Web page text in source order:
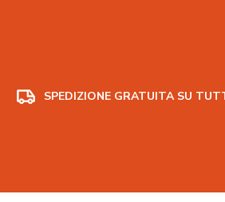
SPEDIZIONE GRATUITA SU